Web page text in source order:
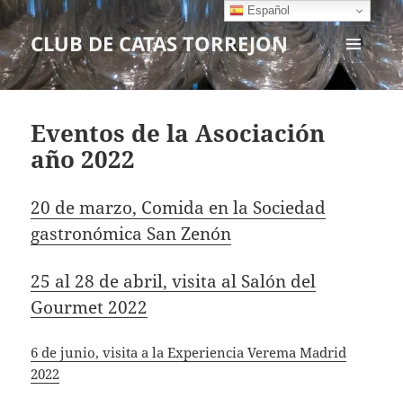
CLUB DE CATAS TORREJON
MENÚ
Y
Eventos de la Asociación
año 2022
20 de marzo, Comida en la Sociedad
gastronómica San Zenón
25 al 28 de abril, visita al Salón del
Gourmet 2022
6 de junio, visita a la Experiencia Verema Madrid
2022
Español